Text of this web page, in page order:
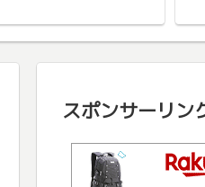
スポンサーリン